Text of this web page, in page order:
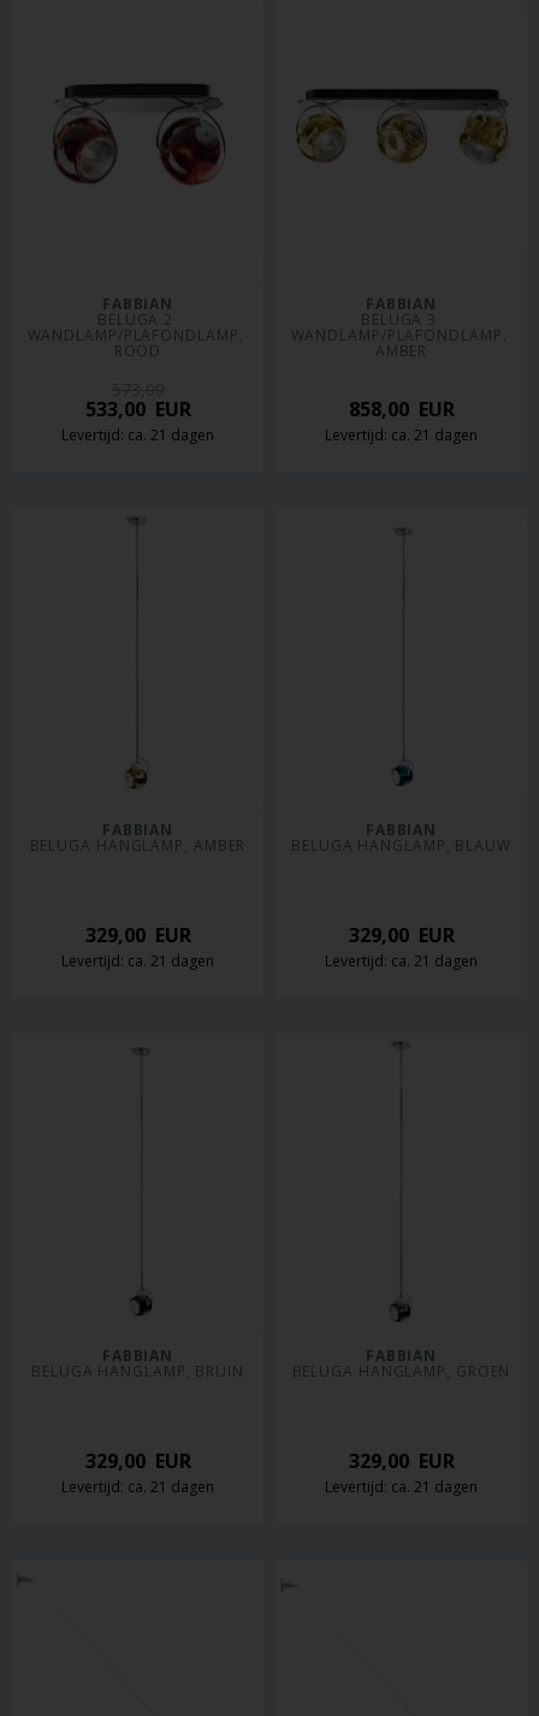
FABBIAN
BELUGA 2
WANDLAMP/PLAFONDLAMP,
ROOD
533,00EUR
Levertijd: ca. 21 dagen
FABBIAN
BELUGA 3
WANDLAMP/PLAFONDLAMP,
AMBER
858,00EUR
Levertijd: ca. 21 dagen
FABBIAN
BELUGA HANGLAMP, AMBER
329,00EUR
Levertijd: ca. 21 dagen
FABBIAN
BELUGA HANGLAMP, BLAUW
329,00EUR
Levertijd: ca. 21 dagen
FABBIAN
BELUGA HANGLAMP, BRUIN
329,00EUR
Levertijd: ca. 21 dagen
FABBIAN
BELUGA HANGLAMP, GROEN
329,00EUR
Levertijd: ca. 21 dagen